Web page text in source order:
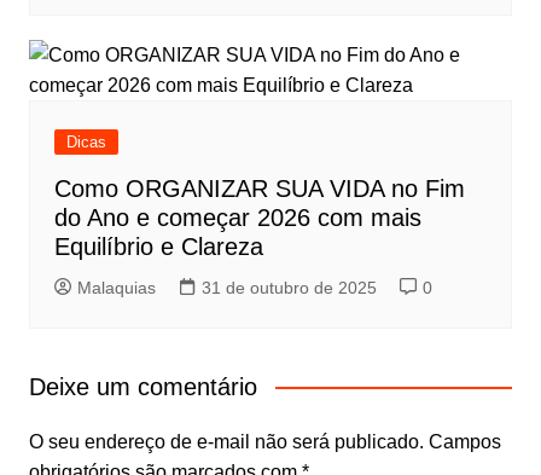
Dicas
Como ORGANIZAR SUA VIDA no Fim
do Ano e começar 2026 com mais
Equilíbrio e Clareza
Malaquias 31 de outubro de 2025 0
Deixe um comentário
O seu endereço de e-mail não será publicado. Campos